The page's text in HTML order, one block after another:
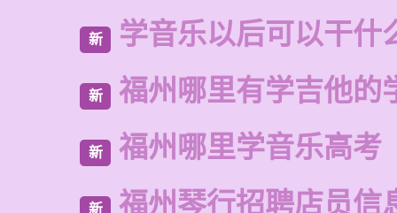
新 学音乐以后可以干什
新 福州哪里有学吉他的
新 福州哪里学音乐高考
新 福州琴行招聘店员信